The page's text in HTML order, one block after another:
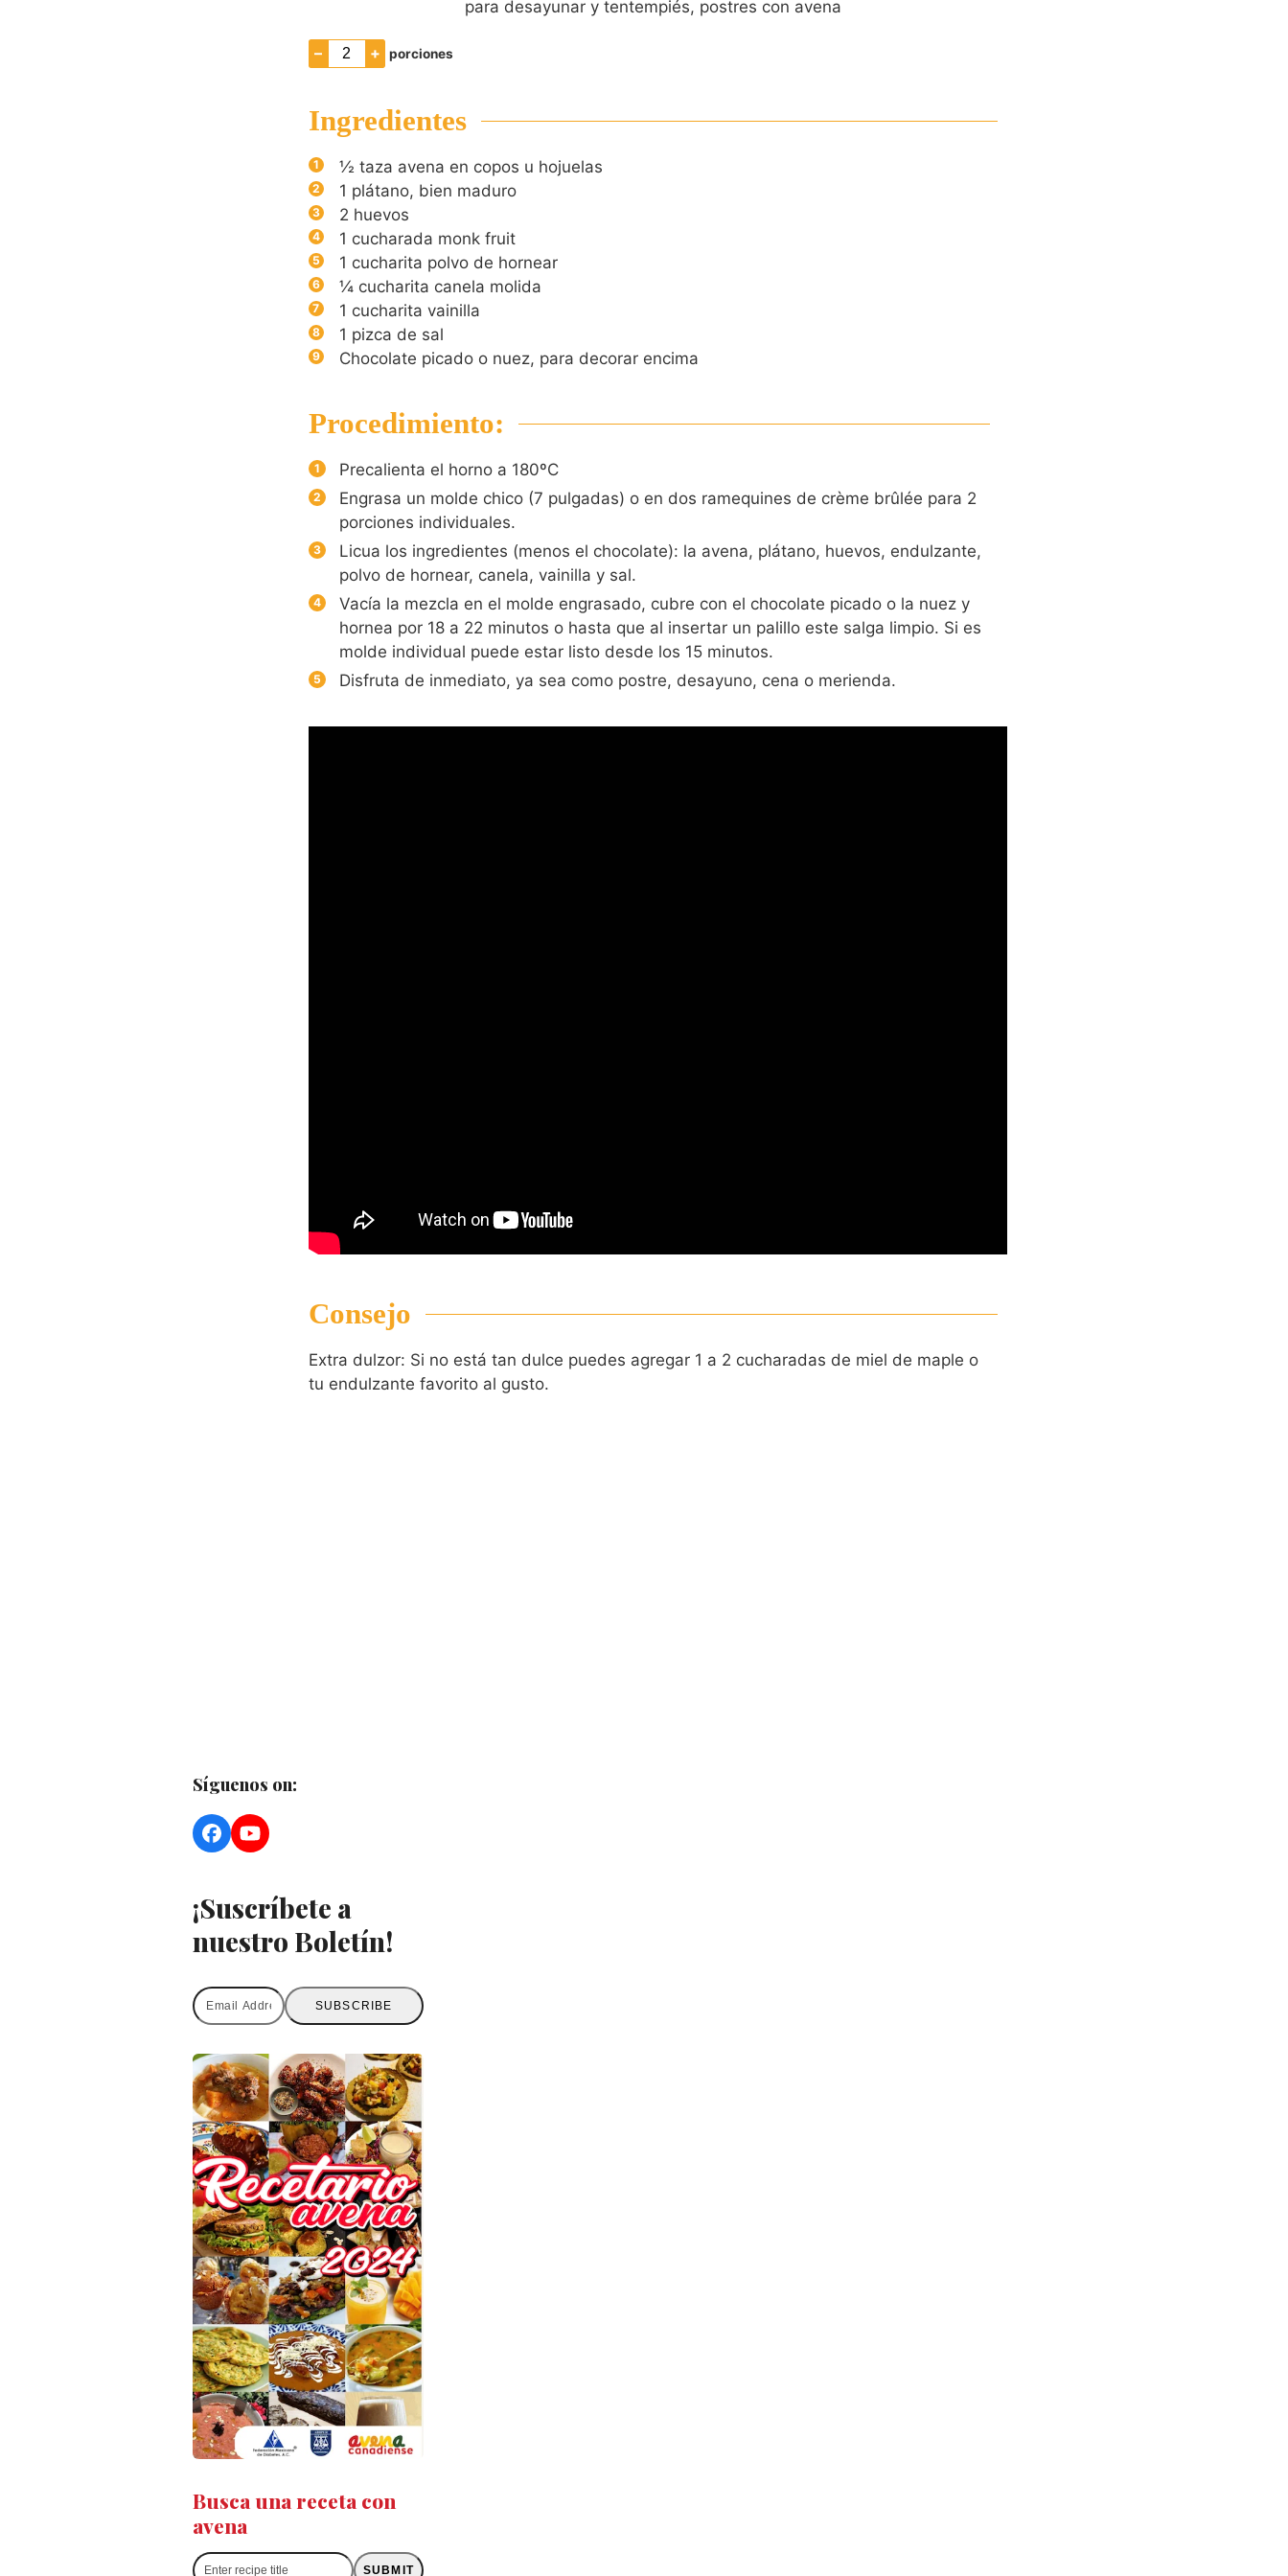
para desayunar y tentempiés, postres con avena
– + porciones
Ingredientes
½ taza avena en copos u hojuelas
1 plátano, bien maduro
2 huevos
1 cucharada monk fruit
1 cucharita polvo de hornear
¼ cucharita canela molida
1 cucharita vainilla
1 pizca de sal
Chocolate picado o nuez, para decorar encima
Procedimiento:
Precalienta el horno a 180ºC
Engrasa un molde chico (7 pulgadas) o en dos ramequines de crème brûlée para 2
porciones individuales.
Licua los ingredientes (menos el chocolate): la avena, plátano, huevos, endulzante,
polvo de hornear, canela, vainilla y sal.
Vacía la mezcla en el molde engrasado, cubre con el chocolate picado o la nuez y
hornea por 18 a 22 minutos o hasta que al insertar un palillo este salga limpio. Si es
molde individual puede estar listo desde los 15 minutos.
Disfruta de inmediato, ya sea como postre, desayuno, cena o merienda.
Consejo
Extra dulzor: Si no está tan dulce puedes agregar 1 a 2 cucharadas de miel de maple o
tu endulzante favorito al gusto.
Síguenos on:
Facebook
YouTube
¡Suscríbete a
nuestro Boletín!
Email
Address
SUBSCRIBE
Busca una receta con
avena
Enter
SUBMIT